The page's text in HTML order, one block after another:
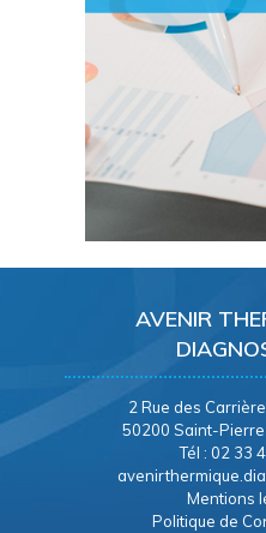
AVENIR
2 Rue des
50200 Saint-
Tél : 02 33
Mentions
Politique de